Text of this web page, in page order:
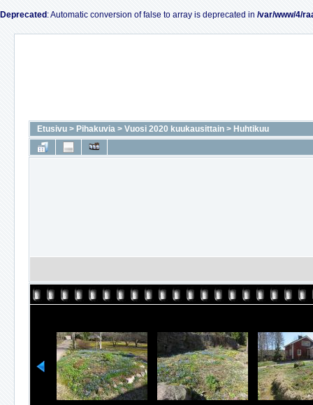
Deprecated : Automatic conversion of false to array is deprecated in /var/www/4/
Etusivu > Pihakuvia > Vuosi 2020 kuukausittain > Huhtikuu